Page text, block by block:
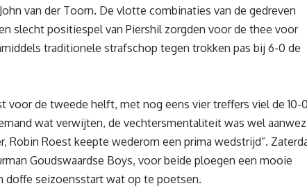
van der Toorn. De vlotte combinaties van de gedreven
slecht positiespel van Piershil zorgden voor de thee voor
traditionele strafschop tegen trokken pas bij 6-0 de
voor de tweede helft, met nog eens vier treffers viel de 10-0
wat verwijten, de vechtersmentaliteit was wel
Robin Roest keepte wederom een prima wedstrijd”.
Goudswaardse Boys, voor beide ploegen een mooie
doffe seizoensstart wat op te poetsen.